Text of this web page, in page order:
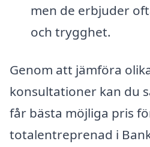
men de erbjuder
och trygghet.
Genom att jämföra
konsultationer kan du
får bästa möjliga pris
totalentreprenad i